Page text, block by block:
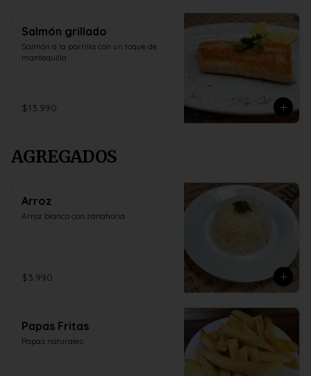
Salmón grillado
Salmón a la parrilla con un toque de
mantequilla
$13.990
AGREGADOS
Arroz
Arroz blanco con zanahoria
$3.990
Papas Fritas
Papas naturales